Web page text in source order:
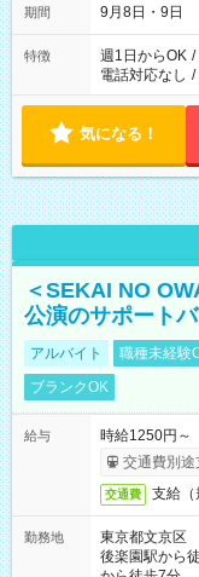
期間 9月8日・9日
特徴 週1日からOK /
電話対応なし /
気になる！
＜SEKAI NO
公演のサポート
アルバイト 職種未経験
ブランクOK
給与
時給1250円～
交通費別途
交通費 支給（
勤務地
東京都文京区
後楽園駅から